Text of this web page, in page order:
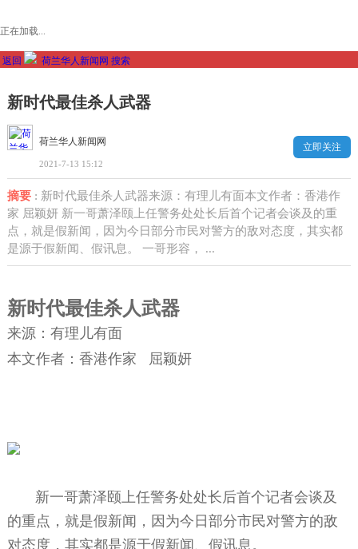
正在加载...
返回 荷兰华人新闻网 搜索
新时代最佳杀人武器
荷兰华人新闻网
2021-7-13 15:12
立即关注
摘要: 新时代最佳杀人武器来源：有理儿有面本文作者：香港作
家 屈颖妍 新一哥萧泽颐上任警务处处长后首个记者会谈及的重
点，就是假新闻，因为今日部分市民对警方的敌对态度，其实都
是源于假新闻、假讯息。 一哥形容， ...
新时代最佳杀人武器
来源： 有理儿有面
本文作者：香港作家 屈颖妍
新一哥萧泽颐上任警务处处长后首个记者会谈及
的重点，就是假新闻，因为今日部分市民对警方的敌
对态度，其实都是源于假新闻、假讯息。